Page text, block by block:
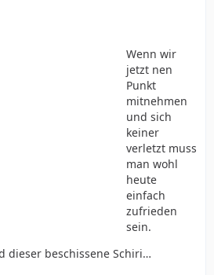
Wenn wir
jetzt nen
Punkt
mitnehmen
und sich
keiner
verletzt muss
man wohl
heute
einfach
zufrieden
sein.
dieser beschissene Schiri…